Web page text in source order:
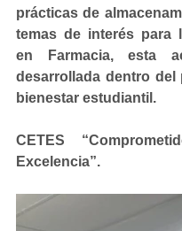
prácticas de
temas de interés para
en Farmacia, esta
desarrollada dentro del
bienestar estudiantil.
CETES
Excelencia”.